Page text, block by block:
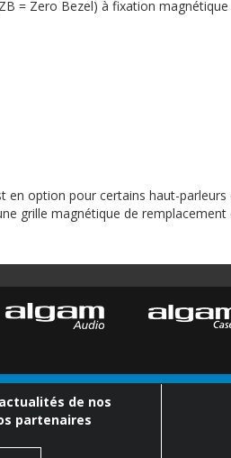
= Zero Bezel) à fixation
en option pour certains haut-
grille magnétique de
de nos
partenaires